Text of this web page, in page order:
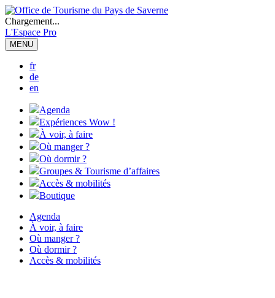
Chargement...
L'Espace Pro
MENU
fr
de
en
Agenda
Expériences Wow !
À voir, à faire
Où manger ?
Où dormir ?
Groupes & Tourisme d’affaires
Accès & mobilités
Boutique
Agenda
À voir, à faire
Où manger ?
Où dormir ?
Accès & mobilités